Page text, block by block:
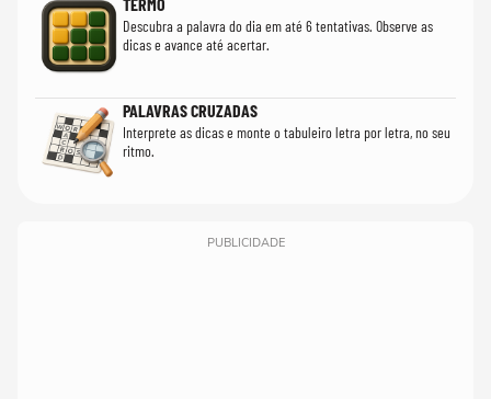
Descubra a palavra do dia em até 6 tentativas. Observe as
dicas e avance até acertar.
PALAVRAS CRUZADAS
Interprete as dicas e monte o tabuleiro letra por letra, no seu
ritmo.
PUBLICIDADE